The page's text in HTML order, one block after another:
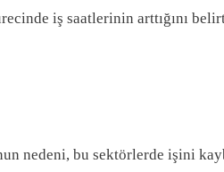
iş saatlerinin arttığını
nedeni, bu sektörlerde işini